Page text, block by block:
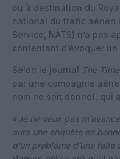
ou à destination du
national du trafic aérien
Service, NATS) n’a pas
contentant d’évoquer un
Selon le journal The Time
par une compagnie
nom ne soit donné), qui
« Je ne veux pas
aura une enquête en
d’un problème d’une telle